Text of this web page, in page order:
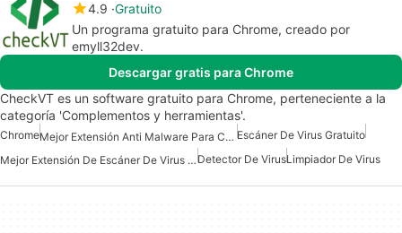
4.9 Gratuito
Un programa gratuito para Chrome, creado por
emyll32dev.
Descargar gratis para Chrome
CheckVT es un software gratuito para Chrome, perteneciente a la
categoría 'Complementos y herramientas'.
Chrome Mejor Extensión Anti Malware Para Chrome Escáner De Virus Gratuito
Mejor Extensión De Escáner De Virus Para Chrome Detector De VirusLimpiador De Virus